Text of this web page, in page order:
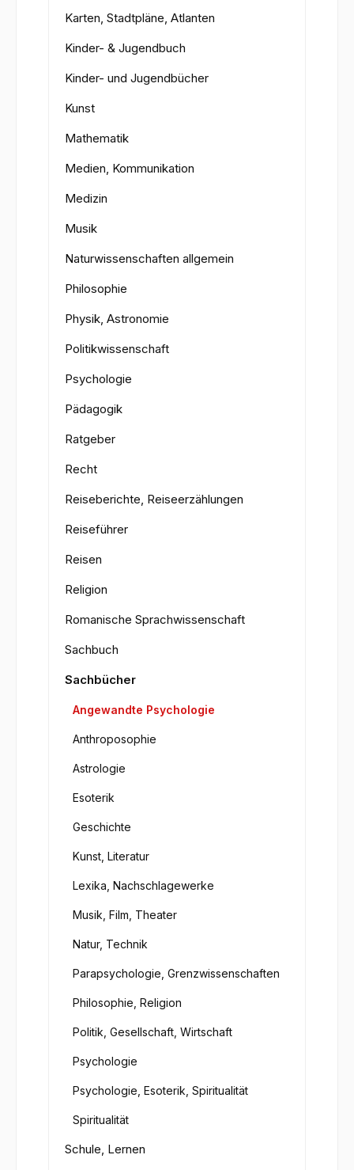
Karten, Stadtpläne, Atlanten
Kinder- & Jugendbuch
Kinder- und Jugendbücher
Kunst
Mathematik
Medien, Kommunikation
Medizin
Musik
Naturwissenschaften allgemein
Philosophie
Physik, Astronomie
Politikwissenschaft
Psychologie
Pädagogik
Ratgeber
Recht
Reiseberichte, Reiseerzählungen
Reiseführer
Reisen
Religion
Romanische Sprachwissenschaft
Sachbuch
Sachbücher
Angewandte Psychologie
Anthroposophie
Astrologie
Esoterik
Geschichte
Kunst, Literatur
Lexika, Nachschlagewerke
Musik, Film, Theater
Natur, Technik
Parapsychologie, Grenzwissenschaften
Philosophie, Religion
Politik, Gesellschaft, Wirtschaft
Psychologie
Psychologie, Esoterik, Spiritualität
Spiritualität
Schule, Lernen